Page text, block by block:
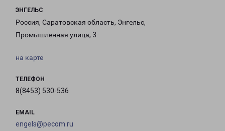
ЭНГЕЛЬС
Россия, Саратовская область, Энгельс,
Промышленная улица, 3
на карте
ТЕЛЕФОН
8(8453) 530-536
EMAIL
engels@pecom.ru